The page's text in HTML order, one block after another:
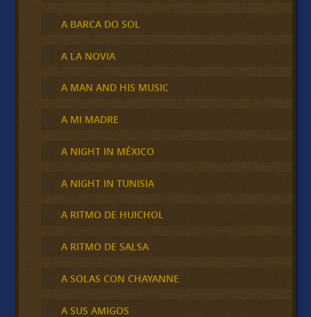
A BARCA DO SOL
A LA NOVIA
A MAN AND HIS MUSIC
A MI MADRE
A NIGHT IN MÉXICO
A NIGHT IN TUNISIA
A RITMO DE HUICHOL
A RITMO DE SALSA
A SOLAS CON CHAYANNE
A SUS AMIGOS